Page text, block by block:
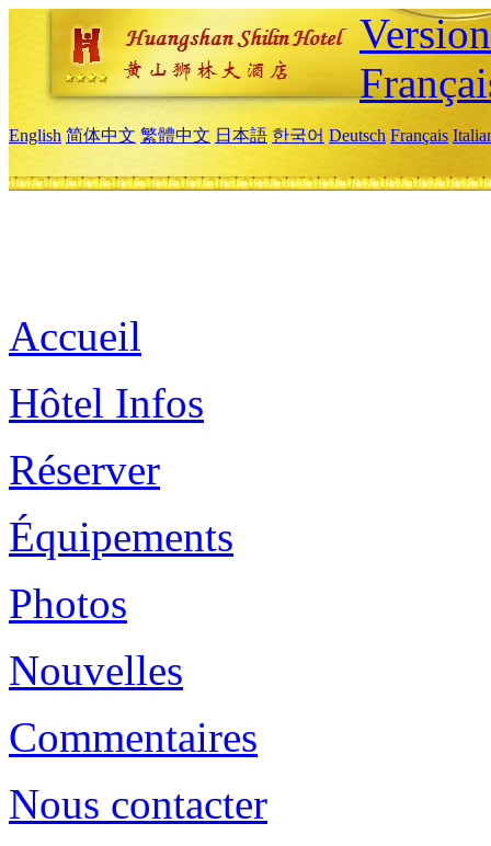
English 简体中文 繁體中文 日本語 한국어 Deutsch Français
Accueil
Hôtel Infos
Réserver
Équipements
Photos
Nouvelles
Commentaires
Nous contacter